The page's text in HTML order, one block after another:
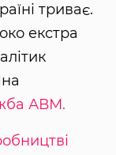
триває.
екстра
АВМ.